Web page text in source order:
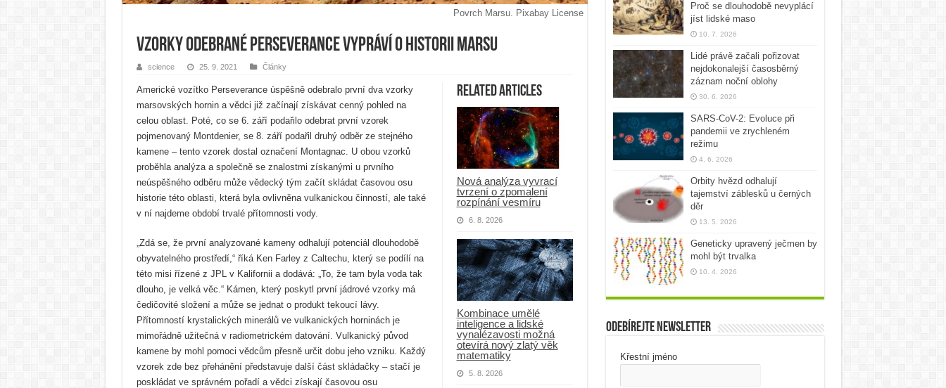
Povrch Marsu. Pixabay License
Vzorky odebrané Perseverance vypráví o historii Marsu
science 25. 9. 2021 Články
Related Articles
Nová analýza vyvrací
tvrzení o zpomalení
rozpínání vesmíru
6. 8. 2026
Kombinace umělé
inteligence a lidské
vynalézavosti možná
otevírá nový zlatý věk
matematiky
5. 8. 2026
Americké vozítko Perseverance úspěšně odebralo první dva vzorky
marsovských hornin a vědci již začínají získávat cenný pohled na
celou oblast. Poté, co se 6. září podařilo odebrat první vzorek
pojmenovaný Montdenier, se 8. září podařil druhý odběr ze stejného
kamene – tento vzorek dostal označení Montagnac. U obou vzorků
proběhla analýza a společně se znalostmi získanými u prvního
neúspěšného odběru může vědecký tým začít skládat časovou osu
historie této oblasti, která byla ovlivněna vulkanickou činností, ale také
v ní najdeme období trvalé přítomnosti vody.
„Zdá se, že první analyzované kameny odhalují potenciál dlouhodobě
obyvatelného prostředí,“ říká Ken Farley z Caltechu, který se podílí na
této misi řízené z JPL v Kalifornii a dodává: „To, že tam byla voda tak
dlouho, je velká věc.“ Kámen, který poskytl první jádrové vzorky má
čedičovité složení a může se jednat o produkt tekoucí lávy.
Přítomností krystalických minerálů ve vulkanických horninách je
mimořádně užitečná v radiometrickém datování. Vulkanický původ
kamene by mohl pomoci vědcům přesně určit dobu jeho vzniku. Každý
vzorek zde bez přehánění představuje další část skládačky – stačí je
poskládat ve správném pořadí a vědci získají časovou osu
Proč se dlouhodobě nevyplácí
jíst lidské maso
10. 7. 2026
Lidé právě začali pořizovat
nejdokonalejší časosběrný
záznam noční oblohy
30. 6. 2026
SARS-CoV-2: Evoluce při
pandemii ve zrychleném
režimu
4. 6. 2026
Orbity hvězd odhalují
tajemství záblesků u černých
děr
13. 5. 2026
Geneticky upravený ječmen by
mohl být trvalka
10. 4. 2026
Odebírejte newsletter
Křestní jméno